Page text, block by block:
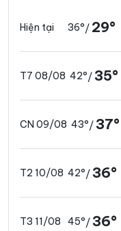
Hiện tại 36°/ 29°
T7 08/08 42°/ 35°
CN 09/08 43°/ 37°
T2 10/08 42°/ 36°
T3 11/08 45°/ 36°